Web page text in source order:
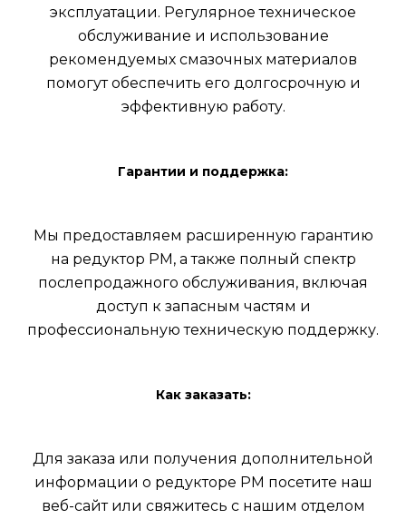
эксплуатации. Регулярное техническое
обслуживание и использование
рекомендуемых смазочных материалов
помогут обеспечить его долгосрочную и
эффективную работу.
Гарантии и поддержка:
Мы предоставляем расширенную гарантию
на редуктор РМ, а также полный спектр
послепродажного обслуживания, включая
доступ к запасным частям и
профессиональную техническую поддержку.
Как заказать:
Для заказа или получения дополнительной
информации о редукторе РМ посетите наш
веб-сайт или свяжитесь с нашим отделом